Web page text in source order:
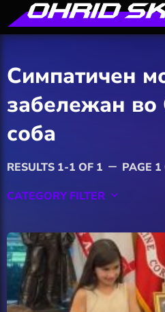
Симпатичен
забележан во
соба
RESULTS 1-1 OF 1 remove PAGE 1
CATEGORY FILTER keyboard_arrow_down
Hobby
Software